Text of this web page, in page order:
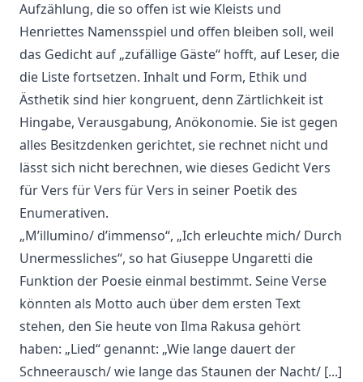
Aufzählung, die so offen ist wie Kleists und
Henriettes Namensspiel und offen bleiben soll, weil
das Gedicht auf „zufällige Gäste“ hofft, auf Leser, die
die Liste fortsetzen. Inhalt und Form, Ethik und
Ästhetik sind hier kongruent, denn Zärtlichkeit ist
Hingabe, Verausgabung, Anökonomie. Sie ist gegen
alles Besitzdenken gerichtet, sie rechnet nicht und
lässt sich nicht berechnen, wie dieses Gedicht Vers
für Vers für Vers für Vers in seiner Poetik des
Enumerativen.
„M’illumino/ d’immenso“, „Ich erleuchte mich/ Durch
Unermessliches“, so hat Giuseppe Ungaretti die
Funktion der Poesie einmal bestimmt. Seine Verse
könnten als Motto auch über dem ersten Text
stehen, den Sie heute von Ilma Rakusa gehört
haben: „Lied“ genannt: „Wie lange dauert der
Schneerausch/ wie lange das Staunen der Nacht/ [...]